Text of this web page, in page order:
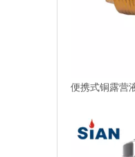
比例流量控制